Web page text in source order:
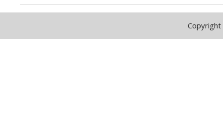
Copyright